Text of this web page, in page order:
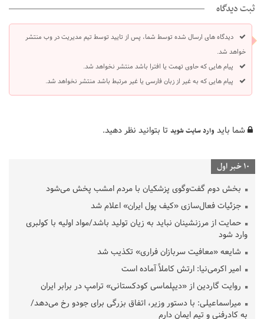
ثبت دیدگاه
دیدگاه های ارسال شده توسط شما، پس از تایید توسط تیم مدیریت در وب منتشر
خواهد شد.
پیام هایی که حاوی تهمت یا افترا باشد منتشر نخواهد شد.
پیام هایی که به غیر از زبان فارسی یا غیر مرتبط باشد منتشر نخواهد شد.
شما باید وارد سایت شوید تا بتوانید نظر دهید.
10 خبر اول
بخش دوم گفت‌وگوی پزشکیان با مردم امشب پخش می‌شود
جزئیات فعال‌سازی «کیف پول ایران» اعلام شد
حمایت از مرزنشینان نباید به زیان تولید باشد/مواد اولیه با کولبری
وارد شود
شایعه «معافیت سربازان فراری» تکذیب شد
امیر اکرمی‌نیا: ارتش کاملاً آماده است
روایت گاردین از «دیپلماسی کودکستانی» ترامپ در برابر ایران
میراسماعیلی: با دستور وزیر، اتفاق بزرگی برای جودو رخ می‌دهد/
به کادرفنی و تیم ایمان دارم